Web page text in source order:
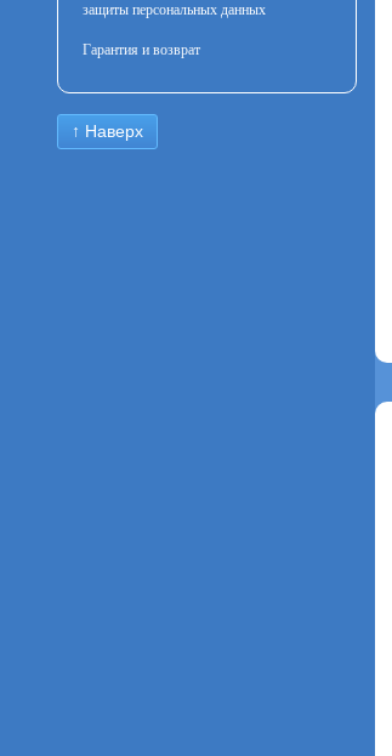
защиты персональных данных
Гарантия и возврат
↑ Наверх